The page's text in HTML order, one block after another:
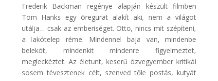
Frederik Backman regénye alapján készült filmben
Tom Hanks egy öregurat alakít aki, nem a világot
utálja… csak az emberiséget. Otto, nincs mit szépíteni,
a lakótelep réme. Mindennel baja van, mindenbe
beleköt, mindenkit mindenre figyelmeztet,
megleckéztet. Az életunt, keserű özvegyember kritikái
sosem tévesztenek célt, szenved tőle postás, kutyát